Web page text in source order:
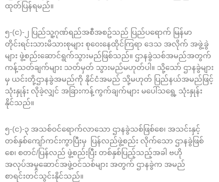
ထုတ်ပြန်ရမည်။
၅-(င)-၂ ပြည်သူ့ဂုဏ်ရည်အစီအစဥ်သည် ပြည်ပရောက် မြန်မာ
တိုင်းရင်းသားမိသားစုများ စုဝေးနေထိုင်ကြရာ ဒေသ အလိုက် အဖွဲ့ခွဲ
များ ဖွဲ့စည်းဆောင်ရွက်သွားမည်ဖြစ်သည်။ ဌာနခွဲသစ်အမည်အတွက်
ကန့်သတ်ချက်များ သတ်မှတ် သွားမည်မဟုတ်ပါ။ သို့သော် ဌာနခွဲများ
မှ ယင်းတို့ဌာနခွဲအမည်ကို နိုင်ငံအမည် သို့မဟုတ် ပြည်နယ်အမည်ဖြင့်
သုံးနှုန်း လိုခဲ့လျှင် အခြားကန့်ကွက်ချက်များ မပေါ်သရွေ့ သုံးနှုန်း
နိုင်သည်။
၅-(င)-၃ အသစ်ဝင်ရောက်လာသော ဌာနခွဲသစ်ဖြစ်စေ၊ အသင်းနှင့်
တစ်နှစ်ကျော်ကင်းကွာပြီးမှ ပြန်လည်ဖွဲ့စည်း လိုက်သော ဌာနခွဲဖြစ်
စေ၊ စတင်/ပြန်လည် ဖွဲ့စည်းပြီး တစ်နှစ်ပြည့်သည့်အခါ ဗဟို
အလုပ်အမှုဆောင်အဖွဲ့ဝင်သစ်များ အတွက် ဌာနခွဲက အမည်
စာရင်းတင်သွင်းနိုင်သည်။